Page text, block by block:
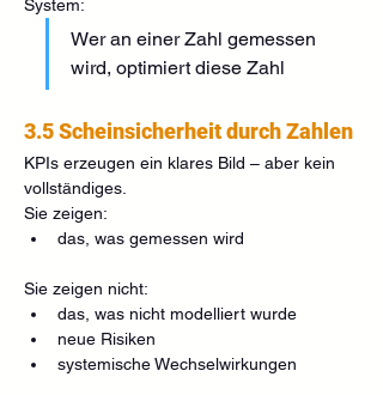
System:
Wer an einer Zahl gemessen
wird, optimiert diese Zahl
3.5 Scheinsicherheit durch Zahlen
KPIs erzeugen ein klares Bild – aber kein
vollständiges.
Sie zeigen:
das, was gemessen wird
Sie zeigen nicht:
das, was nicht modelliert wurde
neue Risiken
systemische Wechselwirkungen